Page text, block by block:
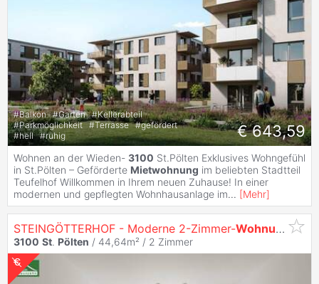
#Balkon #Garten #Kellerabteil
#Parkmöglichkeit #Terrasse #gefördert
#hell #ruhig € 643,59
Wohnen an der Wieden- 3100 St.Pölten Exklusives Wohngefühl
in St.Pölten – Geförderte Mietwohnung im beliebten Stadtteil
Teufelhof Willkommen in Ihrem neuen Zuhause! In einer
modernen und gepflegten Wohnhausanlage im... [Mehr]
STEINGÖTTERHOF - Moderne 2-Zimmer-Wohnung mit
3100 St. Pölten / 44,64m² / 2 Zimmer